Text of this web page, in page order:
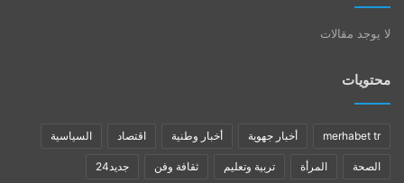
لا يوجد مقالات
محتويات
merhabet tr أخبار جهوية أخبار وطنية اقتصاد السياسية
الصحة المرأة تربية وتعليم ثقافة وفن جديد24